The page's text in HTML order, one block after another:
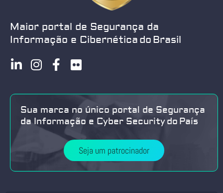
Maior portal de Segurança da
Informação e Cibernética do Brasil
Sua marca no único portal de Segurança
da Informação e Cyber Security do País
Seja um patrocinador